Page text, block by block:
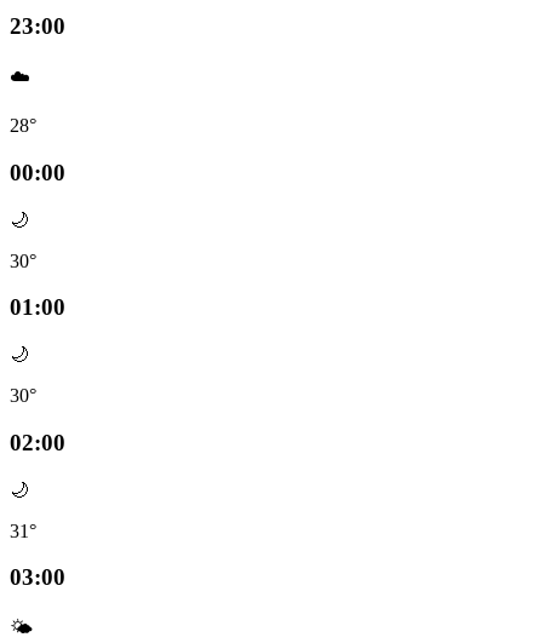
23:00
☁️
28°
00:00
🌙
30°
01:00
🌙
30°
02:00
🌙
31°
03:00
🌤️